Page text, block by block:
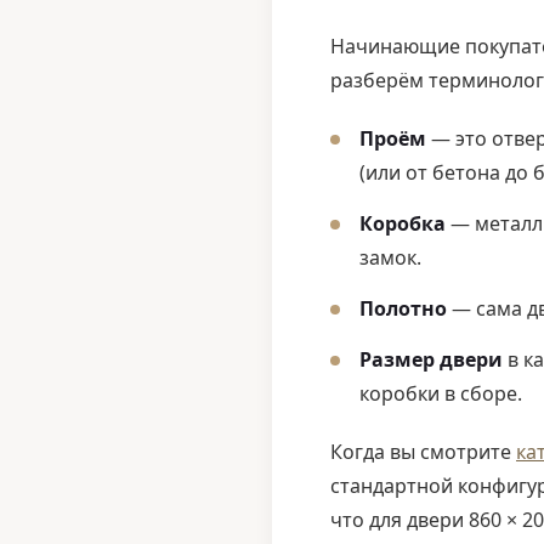
Начинающие
разберём
Проём — это
(или от бетона до
Коробка —
замок.
Полотно— сама
Размер двери в
коробки в сборе.
Когда вы смотрите
стандартной
что для двери 860 ×